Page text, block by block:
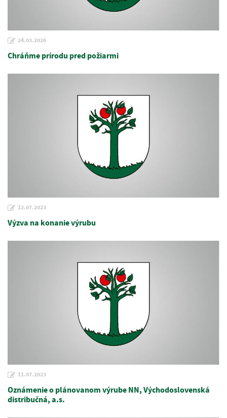
24.03.2026
Chráňme prírodu pred požiarmi
12.07.2023
Výzva na konanie výrubu
11.07.2023
Oznámenie o plánovanom výrube NN, Východoslovenská
distribučná, a.s.